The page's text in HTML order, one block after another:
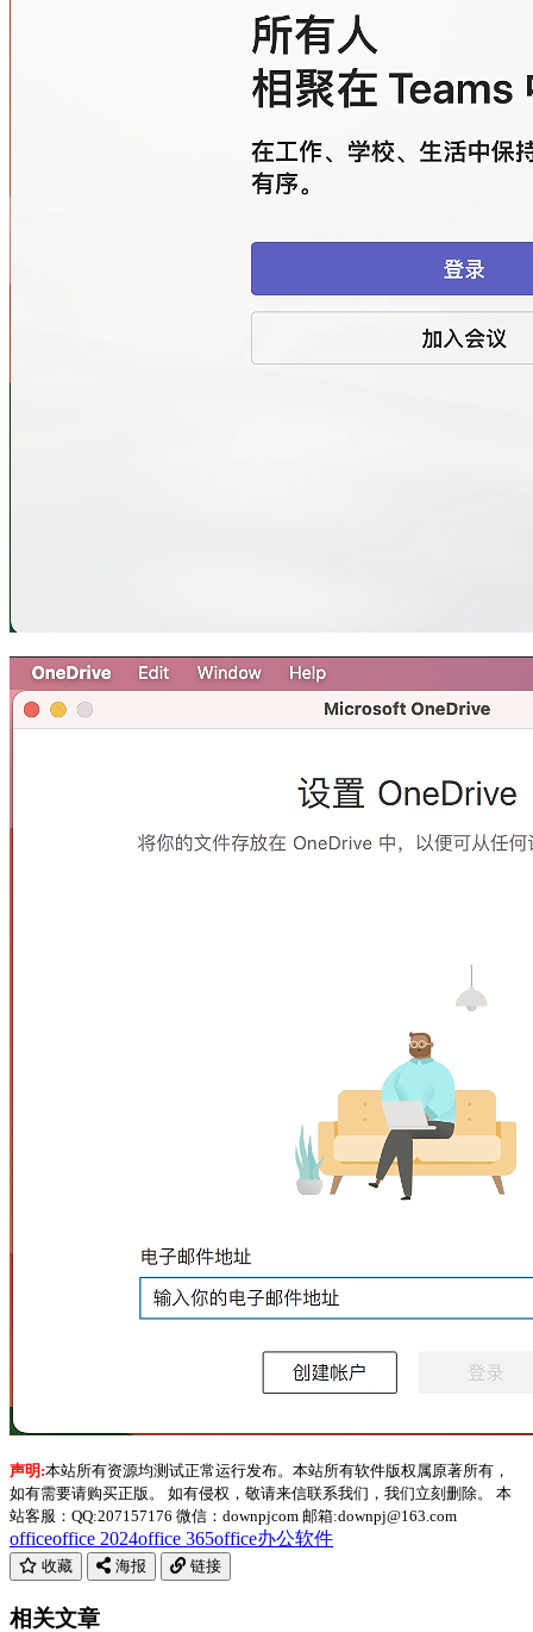
声明:本站所有资源均测试正常运行发布。本站所有软件版权属原著所有，
如有需要请购买正版。 如有侵权，敬请来信联系我们，我们立刻删除。 本
站客服：QQ:207157176 微信：downpjcom 邮箱:downpj@163.com
officeoffice 2024office 365office办公软件
收藏 海报 链接
相关文章